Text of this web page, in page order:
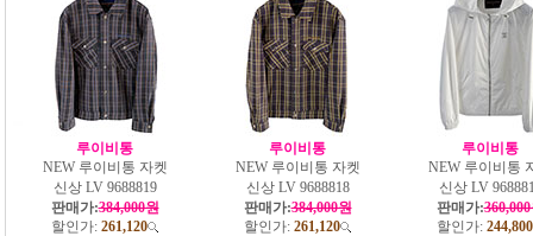
루이비통
NEW 루이비통 자켓
신상 LV 9688819
판매가:384,000원
할인가: 261,120
루이비통
NEW 루이비통 자켓
신상 LV 9688818
판매가:384,000원
할인가: 261,120
루이비통
NEW 루이비통
신상 LV
판매가:
할인가: 244,800